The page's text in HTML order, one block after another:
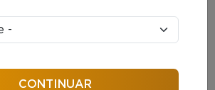
145 cursos